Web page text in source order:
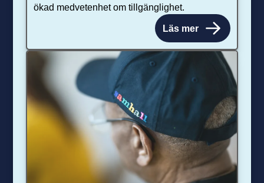
ökad medvetenhet om tillgänglighet.
Läs mer